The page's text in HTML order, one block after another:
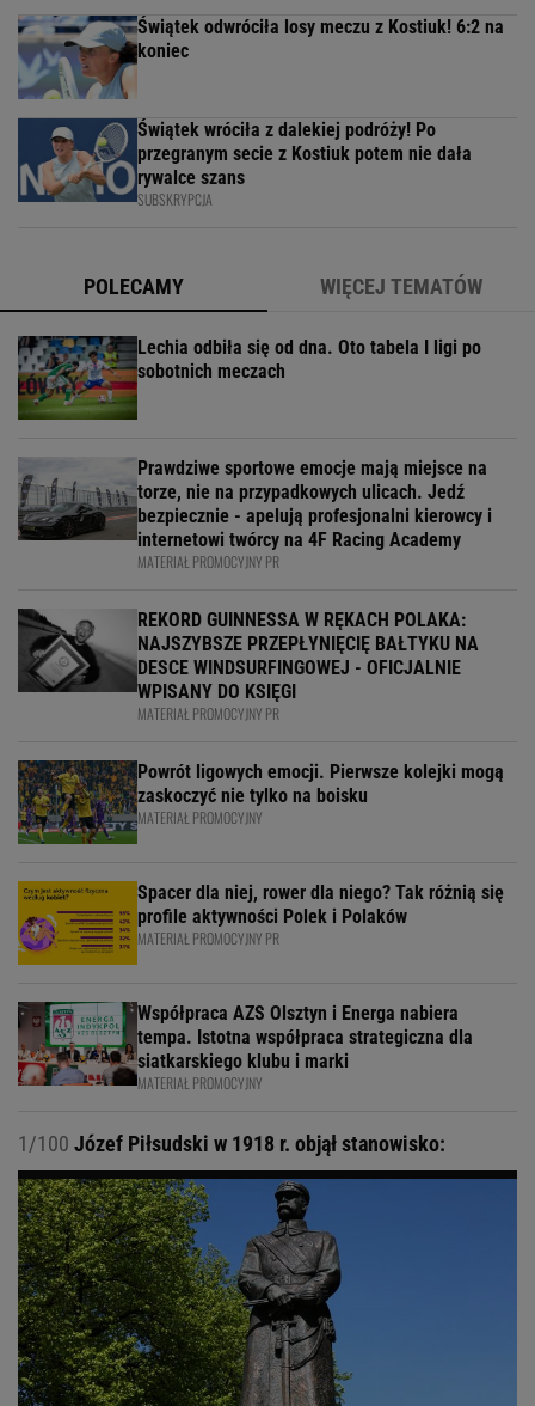
Świątek odwróciła losy meczu z Kostiuk! 6:2 na
koniec
Świątek wróciła z dalekiej podróży! Po
przegranym secie z Kostiuk potem nie dała
rywalce szans
SUBSKRYPCJA
POLECAMY WIĘCEJ TEMATÓW
Lechia odbiła się od dna. Oto tabela I ligi po
sobotnich meczach
Prawdziwe sportowe emocje mają miejsce na
torze, nie na przypadkowych ulicach. Jedź
bezpiecznie - apelują profesjonalni kierowcy i
internetowi twórcy na 4F Racing Academy
MATERIAŁ PROMOCYJNY PR
REKORD GUINNESSA W RĘKACH POLAKA:
NAJSZYBSZE PRZEPŁYNIĘCIĘ BAŁTYKU NA
DESCE WINDSURFINGOWEJ - OFICJALNIE
WPISANY DO KSIĘGI
MATERIAŁ PROMOCYJNY PR
Powrót ligowych emocji. Pierwsze kolejki mogą
zaskoczyć nie tylko na boisku
MATERIAŁ PROMOCYJNY
Spacer dla niej, rower dla niego? Tak różnią się
profile aktywności Polek i Polaków
MATERIAŁ PROMOCYJNY PR
Współpraca AZS Olsztyn i Energa nabiera
tempa. Istotna współpraca strategiczna dla
siatkarskiego klubu i marki
MATERIAŁ PROMOCYJNY
1/100 Józef Piłsudski w 1918 r. objął stanowisko: